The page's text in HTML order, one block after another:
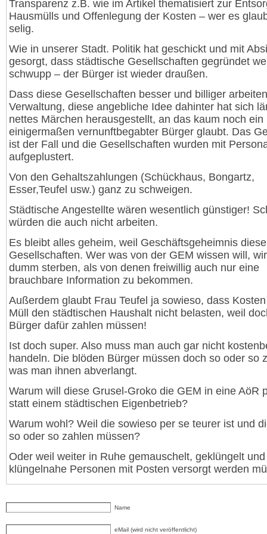
Transparenz z.B. wie im Artikel thematisiert zur
Hausmülls und Offenlegung der Kosten – wer es
selig.
Wie in unserer Stadt. Politik hat geschickt und mit
gesorgt, dass städtische Gesellschaften gegründet
schwupp – der Bürger ist wieder draußen.
Dass diese Gesellschaften besser und billiger
Verwaltung, diese angebliche Idee dahinter hat sich
nettes Märchen herausgestellt, an das kaum noch ein
einigermaßen vernunftbegabter Bürger glaubt. Das
ist der Fall und die Gesellschaften wurden mit
aufgeplustert.
Von den Gehaltszahlungen (Schückhaus, Bongartz,
Esser,Teufel usw.) ganz zu schweigen.
Städtische Angestellte wären wesentlich günstiger!
würden die auch nicht arbeiten.
Es bleibt alles geheim, weil Geschäftsgeheimnis
Gesellschaften. Wer was von der GEM wissen will,
dumm sterben, als von denen freiwillig auch nur eine
brauchbare Information zu bekommen.
Außerdem glaubt Frau Teufel ja sowieso, dass
Müll den städtischen Haushalt nicht belasten, weil
Bürger dafür zahlen müssen!
Ist doch super. Also muss man auch gar nicht
handeln. Die blöden Bürger müssen doch so oder so
was man ihnen abverlangt.
Warum will diese Grusel-Groko die GEM in eine AöR
statt einem städtischen Eigenbetrieb?
Warum wohl? Weil die sowieso per se teurer ist und
so oder so zahlen müssen?
Oder weil weiter in Ruhe gemauschelt, geklüngelt und
klüngelnahe Personen mit Posten versorgt werden
Name
eMail (wird nicht veröffentlicht)